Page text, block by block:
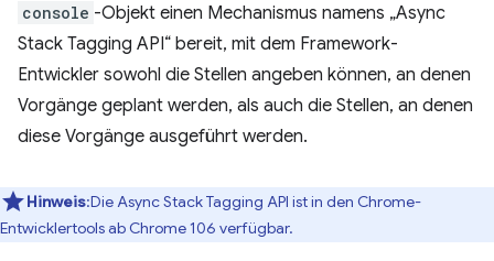
console -Objekt einen Mechanismus namens „Async
Stack Tagging API“ bereit, mit dem Framework-
Entwickler sowohl die Stellen angeben können, an denen
Vorgänge geplant werden, als auch die Stellen, an denen
diese Vorgänge ausgeführt werden.
Hinweis:Die Async Stack Tagging API ist in den Chrome-
Entwicklertools ab Chrome 106 verfügbar.